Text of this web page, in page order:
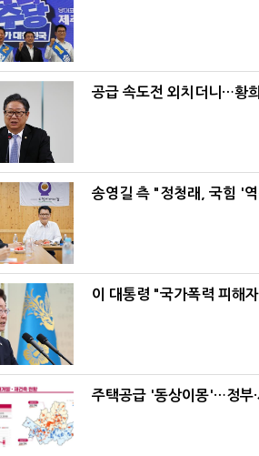
공급 속도전 외치더니…황
송영길 측 "정청래, 국힘 '
이 대통령 "국가폭력 피해
주택공급 '동상이몽'…정부